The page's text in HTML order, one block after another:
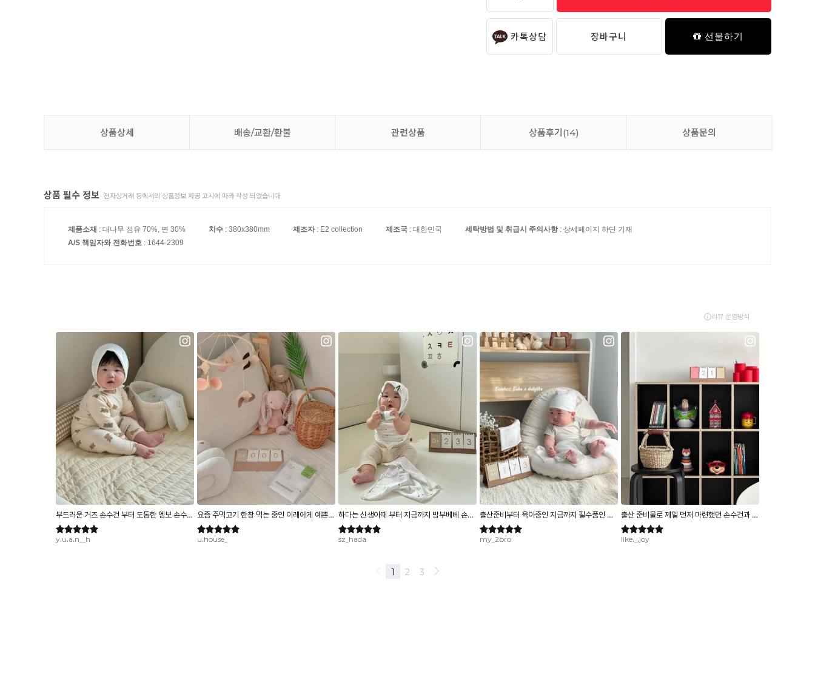
15,800원
카톡상담 장바구니 선물하기
상품상세 배송/교환/환불 관련상품 상품후기(14) 상품문의
상품 필수 정보 전자상거래 등에서의 상품정보 제공 고시에 따라 작성 되었습니다.
제품소재 : 대나무 섬유 70%, 면 30% 치수 : 380x380mm 제조자: E2 collection 제조국 : 대한민국 세탁방법 및 취급시 주의사항: 상세페이지 하단 기재
A/S 책임자와 전화번호 : 1644-2309